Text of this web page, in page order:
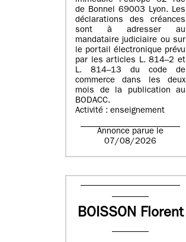
de Bonnel 69003 Lyon. Les
déclarations des créances
sont à adresser au
mandataire judiciaire ou sur
le portail électronique prévu
par les articles L. 814–2 et
L. 814–13 du code de
commerce dans les deux
mois de la publication au
BODACC.
Activité : enseignement
Annonce parue le
07/08/2026
BOISSON Florent